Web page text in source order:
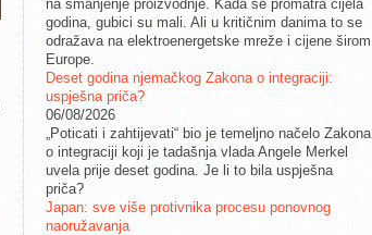
na smanjenje proizvodnje. Kada se promatra cijela
godina, gubici su mali. Ali u kritičnim danima to se
odražava na elektroenergetske mreže i cijene širom
Europe.
Deset godina njemačkog Zakona o integraciji:
uspješna priča?
06/08/2026
„Poticati i zahtijevati“ bio je temeljno načelo Zakona
o integraciji koji je tadašnja vlada Angele Merkel
uvela prije deset godina. Je li to bila uspješna
priča?
Japan: sve više protivnika procesu ponovnog
naoružavanja